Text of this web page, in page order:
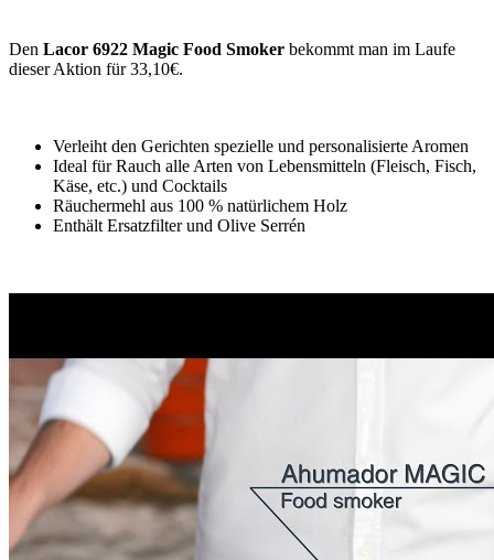
Den Lacor 6922 Magic Food Smoker bekommt man im Laufe
dieser Aktion für 33,10€.
Verleiht den Gerichten spezielle und personalisierte Aromen
Ideal für Rauch alle Arten von Lebensmitteln (Fleisch, Fisch,
Käse, etc.) und Cocktails
Räuchermehl aus 100 % natürlichem Holz
Enthält Ersatzfilter und Olive Serrén